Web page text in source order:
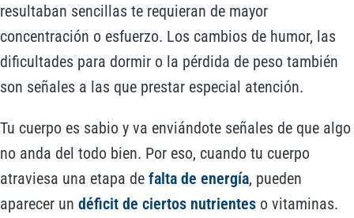
resultaban sencillas te requieran de mayor
concentración o esfuerzo. Los cambios de humor, las
dificultades para dormir o la pérdida de peso también
son señales a las que prestar especial atención.
Tu cuerpo es sabio y va enviándote señales de que algo
no anda del todo bien. Por eso, cuando tu cuerpo
atraviesa una etapa de falta de energía, pueden
aparecer un déficit de ciertos nutrientes o vitaminas.